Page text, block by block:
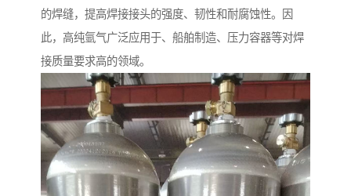
的焊缝，提高焊接接头的强度、韧性和耐腐蚀性。因
此，高纯氩气广泛应用于、船舶制造、压力容器等对焊
接质量要求高的领域。